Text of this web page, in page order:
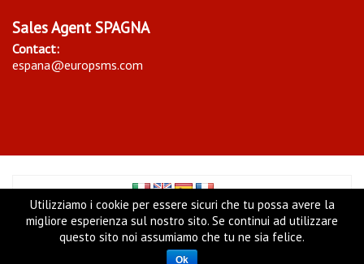
Sales Agent SPAGNA
Contact:
espana@europsms.com
Copyright ©Europ Sms Ltd- UK Company Reg. N. 06716543
- VAT 948204612, 22 East cheap, EC3M 1EU, LONDON (UK)
Utilizziamo i cookie per essere sicuri che tu possa avere la
migliore esperienza sul nostro sito. Se continui ad utilizzare
questo sito noi assumiamo che tu ne sia felice.
Ok